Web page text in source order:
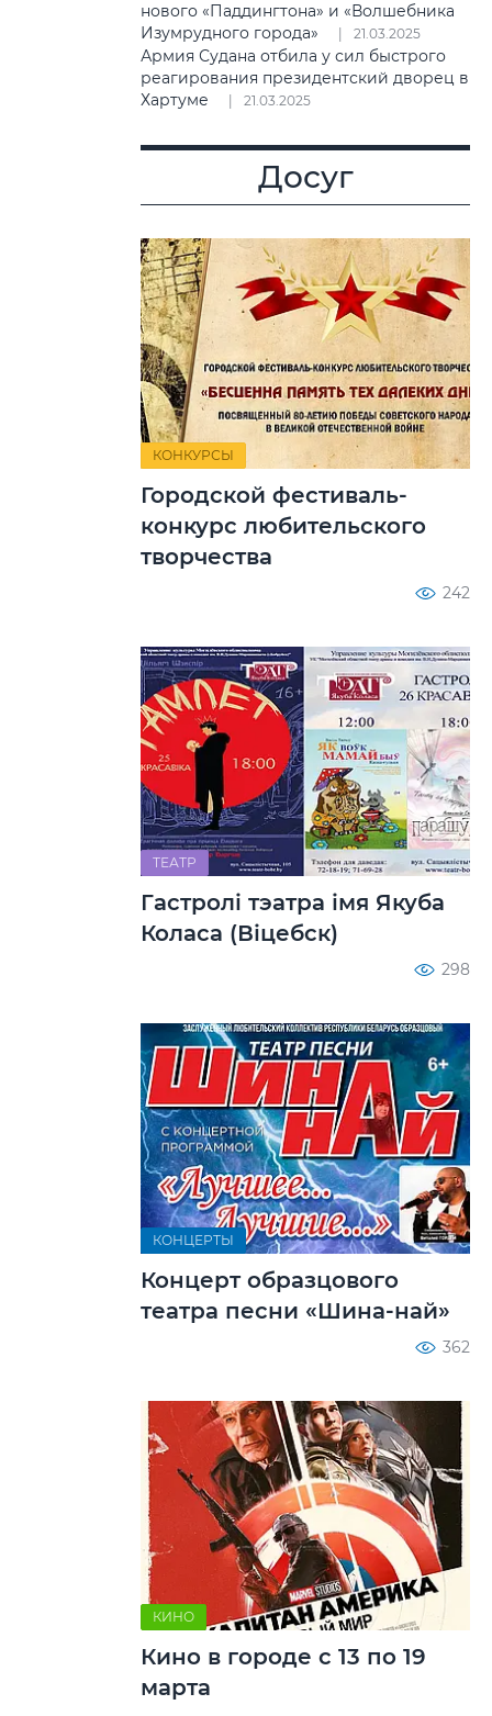
нового «Паддингтона» и «Волшебника
Изумрудного города»
21.03.2025
Армия Судана отбила у сил быстрого
реагирования президентский дворец в
Хартуме
21.03.2025
Досуг
КОНКУРСЫ
Городской фестиваль-
конкурс любительского
творчества
242
ТЕАТР
Гастролі тэатра імя Якуба
Коласа (Віцебск)
298
КОНЦЕРТЫ
Концерт образцового
театра песни «Шина-най»
362
КИНО
Кино в городе с 13 по 19
марта